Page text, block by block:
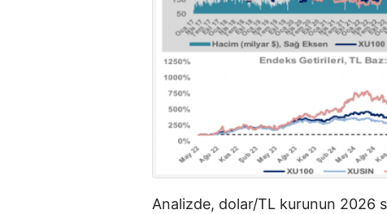
Analizde, dolar/TL kurunun 2026